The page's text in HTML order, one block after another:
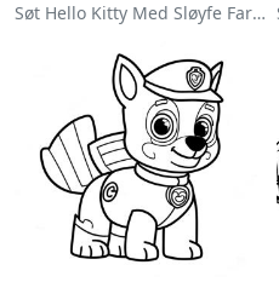
Søt Hello Kitty Med Sløyfe Fargeleggingsside